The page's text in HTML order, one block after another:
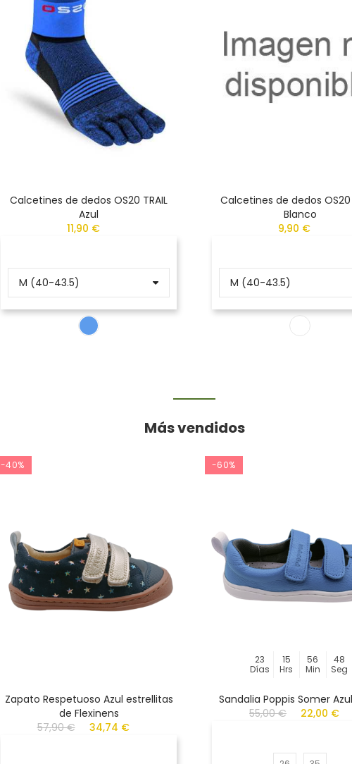
Calcetines de dedos OS20 TRAIL
Azul
11,90 €
Calcetines de dedos
Blanco
9,90 €
Más vendidos
-40%
Zapato Respetuoso Azul estrellitas
de Flexinens
57,90 €
34,74 €
-60%
23
Días
15
Hrs
56
Min
48
Seg
Sandalia Poppis Somer
55,00 €
22,00 €